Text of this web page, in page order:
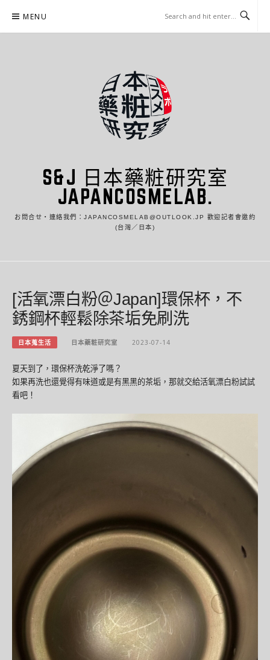
content
MENU
S&J 日本藥粧研究室
JAPANCOSMELAB.
お問合せ・連絡我們：JAPANCOSMELAB@OUTLOOK.JP 歡迎記者會邀約
(台灣／日本)
[活氧漂白粉＠Japan]環保杯，不
銹鋼杯輕鬆除茶垢免刷洗
日本蒐生活 日本藥粧研究室 2023-07-14
夏天到了，環保杯洗乾淨了嗎？
如果再洗也還覺得有味道或是有黑黑的茶垢，那就交給活氧漂白粉試試
看吧！